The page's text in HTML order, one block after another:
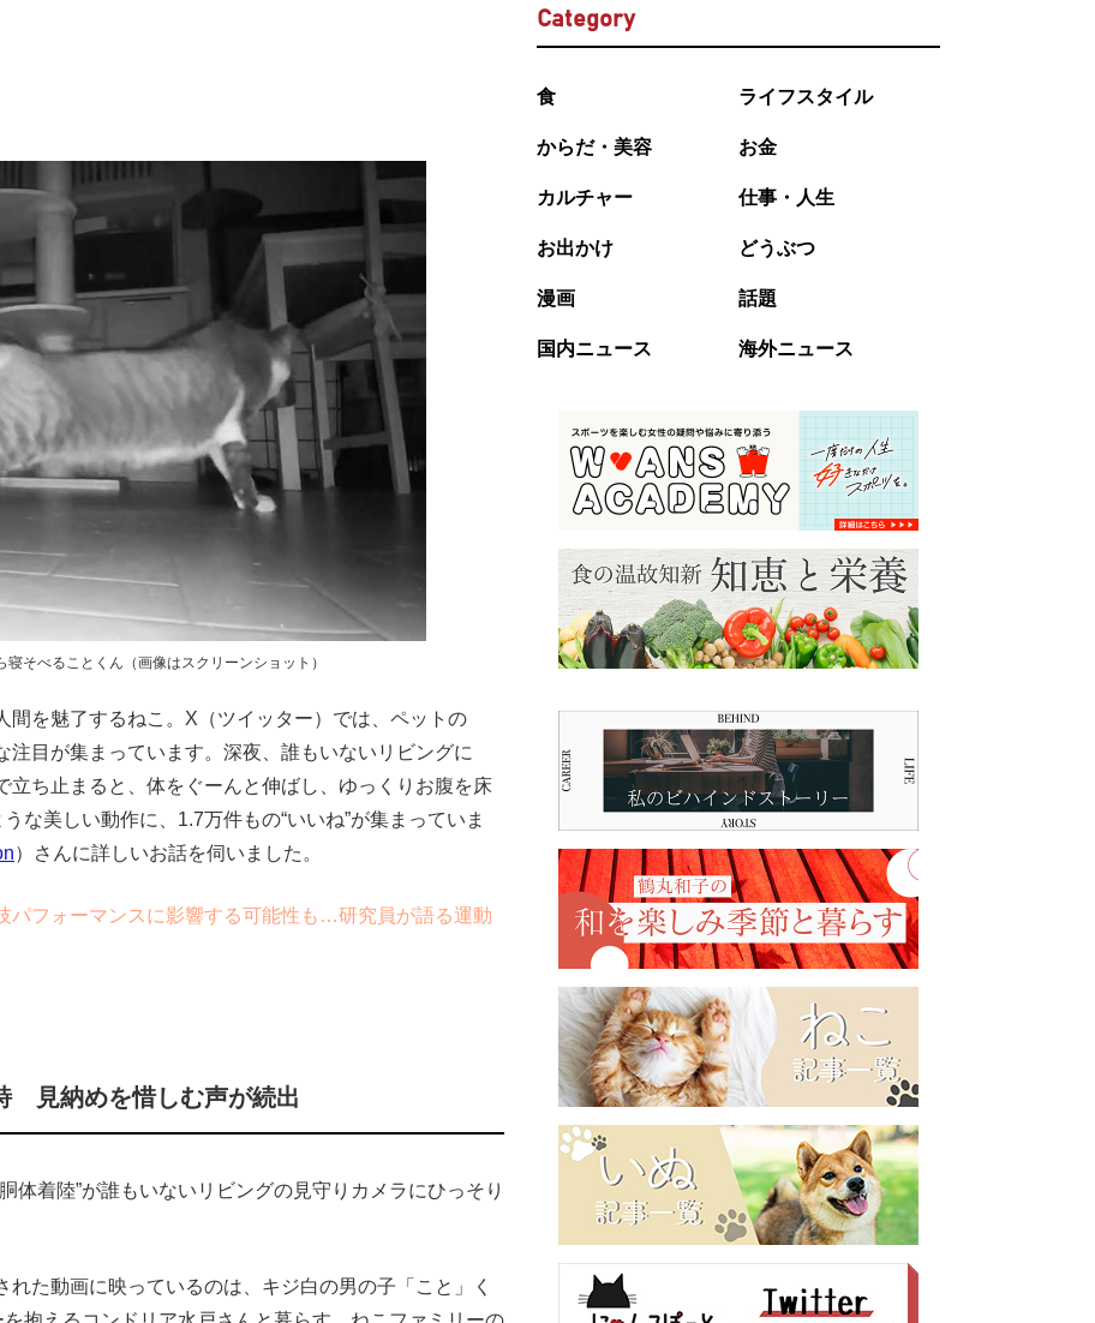
そべることくん（画像はスクリーンショット）
を魅了するねこ。X（ツイッター）では、ペットの
注目が集まっています。深夜、誰もいないリビングに
ち止まると、体をぐーんと伸ばし、ゆっくりお腹を床
な美しい動作に、1.7万件もの“いいね”が集まっていま
）さんに詳しいお話を伺いました。
フォーマンスに影響する可能性も…研究員が語る運動
見納めを惜しむ声が続出
体着陸”が誰もいないリビングの見守りカメラにひっそり
た動画に映っているのは、キジ白の男の子「こと」く
Category
食 ライフスタイル
からだ・美容 お金
カルチャー 仕事・人生
お出かけ どうぶつ
漫画 話題
国内ニュース 海外ニュース